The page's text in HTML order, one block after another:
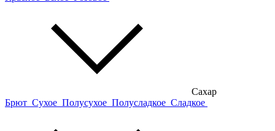
Сахар
Брют Сухое Полусухое Полусладкое Сладкое